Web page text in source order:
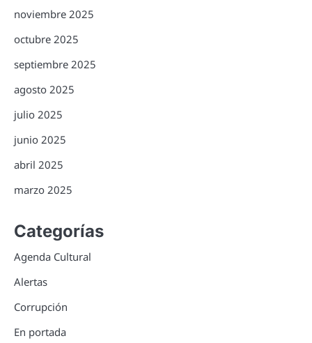
noviembre 2025
octubre 2025
septiembre 2025
agosto 2025
julio 2025
junio 2025
abril 2025
marzo 2025
Categorías
Agenda Cultural
Alertas
Corrupción
En portada